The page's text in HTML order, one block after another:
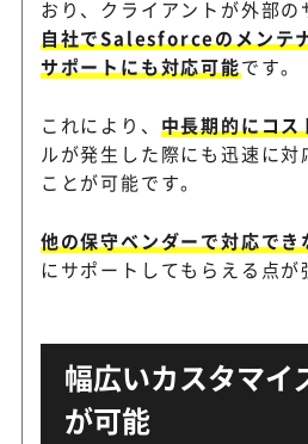
おり、クライアントが外部の
自社でSalesforceのメンテ
サポートにも対応可能です。
これにより、 中長期的にコス
ルが発生した際にも迅速に
ことが可能です。
他の保守ベンダーで対応でき
にサポートしてもらえる点が
幅広いカスタマイ
が可能